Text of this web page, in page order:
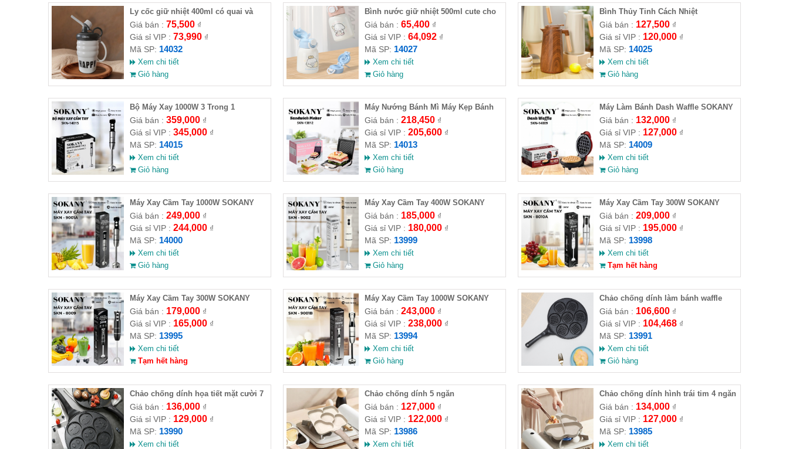
Ly cốc giữ nhiệt 400ml có quai và
nắp đậy
Giá bán : 75,500₫
Giá sỉ VIP : 73,990₫
Mã SP: 14032
Xem chi tiết
Giỏ hàng
Bình nước giữ nhiệt 500ml cute cho
bé
Giá bán : 65,400₫
Giá sỉ VIP : 64,092₫
Mã SP: 14027
Xem chi tiết
Giỏ hàng
Bình Thủy Tinh Cách Nhiệt
Giá bán : 127,500₫
Giá sỉ VIP : 120,000₫
Mã SP: 14025
Xem chi tiết
Giỏ hàng
Bộ Máy Xay 1000W 3 Trong 1
SOKANY SKN-14015
Giá bán : 359,000₫
Giá sỉ VIP : 345,000₫
Mã SP: 14015
Xem chi tiết
Giỏ hàng
Máy Nướng Bánh Mì Máy Kẹp Bánh
Mì Sandwich SOKANY SKN-14013
Giá bán : 218,450₫
Giá sỉ VIP : 205,600₫
Mã SP: 14013
Xem chi tiết
Giỏ hàng
Máy Làm Bánh Dash Waffle SOKANY
SKN-14009
Giá bán : 132,000₫
Giá sỉ VIP : 127,000₫
Mã SP: 14009
Xem chi tiết
Giỏ hàng
Máy Xay Cầm Tay 1000W SOKANY
SKN-9001A
Giá bán : 249,000₫
Giá sỉ VIP : 244,000₫
Mã SP: 14000
Xem chi tiết
Giỏ hàng
Máy Xay Cầm Tay 400W SOKANY
SKN-9002
Giá bán : 185,000₫
Giá sỉ VIP : 180,000₫
Mã SP: 13999
Xem chi tiết
Giỏ hàng
Máy Xay Cầm Tay 300W SOKANY
SKN-8010A
Giá bán : 209,000₫
Giá sỉ VIP : 195,000₫
Mã SP: 13998
Xem chi tiết
Tạm hết hàng
Máy Xay Cầm Tay 300W SOKANY
SKN-8009
Giá bán : 179,000₫
Giá sỉ VIP : 165,000₫
Mã SP: 13995
Xem chi tiết
Tạm hết hàng
Máy Xay Cầm Tay 1000W SOKANY
SKN-9001B
Giá bán : 243,000₫
Giá sỉ VIP : 238,000₫
Mã SP: 13994
Xem chi tiết
Giỏ hàng
Chảo chống dính làm bánh waffle
Giá bán : 106,600₫
Giá sỉ VIP : 104,468₫
Mã SP: 13991
Xem chi tiết
Giỏ hàng
Chảo chống dính họa tiết mặt cười 7
khuôn
Giá bán : 136,000₫
Giá sỉ VIP : 129,000₫
Mã SP: 13990
Xem chi tiết
Chảo chống dính 5 ngăn
Giá bán : 127,000₫
Giá sỉ VIP : 122,000₫
Mã SP: 13986
Xem chi tiết
Chảo chống dính hình trái tim 4 ngăn
Giá bán : 134,000₫
Giá sỉ VIP : 127,000₫
Mã SP: 13985
Xem chi tiết